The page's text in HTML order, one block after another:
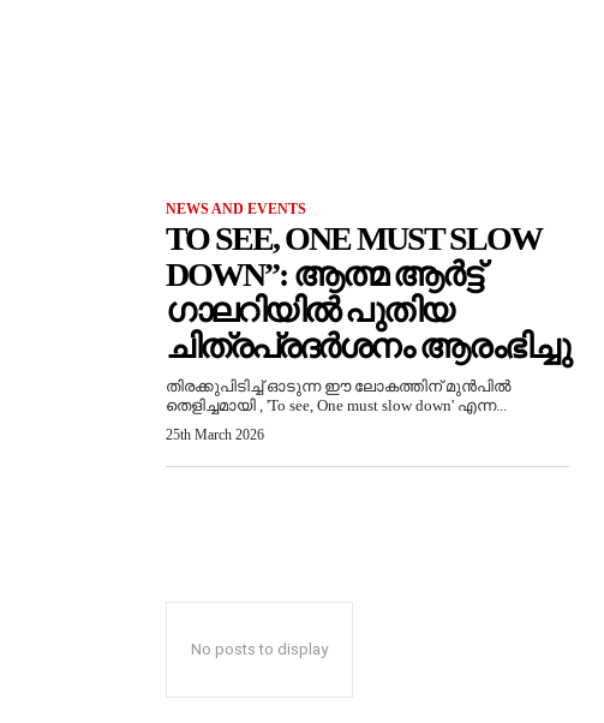
NEWS AND EVENTS
TO SEE, ONE MUST SLOW
DOWN”: ആത്മ ആർട്ട്
ഗാലറിയിൽ പുതിയ
ചിത്രപ്രദർശനം ആരംഭിച്ചു
തിരക്കുപിടിച്ച് ഓടുന്ന ഈ ലോകത്തിന് മുൻപിൽ
തെളിച്ചമായി , 'To see, One must slow down' എന്ന...
25th March 2026
No posts to display